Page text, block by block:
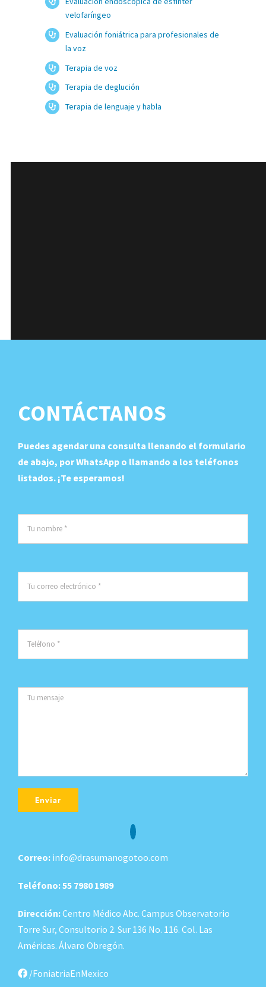
velofaríngeo
Evaluación foniátrica para profesionales de
la voz
Terapia de voz
Terapia de deglución
Terapia de lenguaje y habla
CONTÁCTANOS
Puedes agendar una consulta llenando el formulario
de abajo, por WhatsApp o llamando a los teléfonos
listados. ¡Te esperamos!
Correo: info@drasumanogotoo.com
Teléfono:55 7980 1989
Dirección:Centro Médico Abc. Campus Observatorio
Torre Sur, Consultorio 2. Sur 136 No. 116. Col. Las
Américas. Álvaro Obregón.
/FoniatriaEnMexico